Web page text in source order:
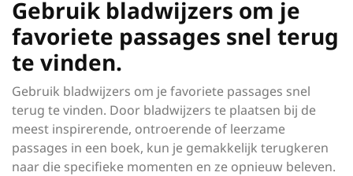
Gebruik bladwijzers om je
favoriete passages snel terug
te vinden.
Gebruik bladwijzers om je favoriete passages snel
terug te vinden. Door bladwijzers te plaatsen bij de
meest inspirerende, ontroerende of leerzame
passages in een boek, kun je gemakkelijk terugkeren
naar die specifieke momenten en ze opnieuw beleven.